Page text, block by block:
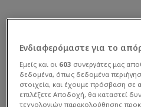
Ενδιαφερόμαστε για το
Εμείς και οι 603 συνεργάτες μας
δεδομένα, όπως δεδομένα
στοιχεία, και έχουμε πρόσβαση σε
επιλέξετε Αποδοχή, θα καταστεί
τεχνολογιών παρακολούθησης